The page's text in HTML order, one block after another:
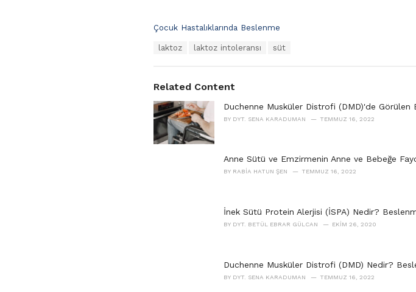
C
o
r
i
e
:
Çocuk Hastalıklarında Beslenme
:
laktoz laktoz intoleransı süt
Related Content
Duchenne Musküler Distrofi (DMD)'de
BY DYT. SENA KARADUMAN TEMMUZ 16, 2022
Anne Sütü ve Emzirmenin Anne ve Bebeğe
BY RABIA HATUN ŞEN TEMMUZ 16, 2022
İnek Sütü Protein Alerjisi (İSPA) Nedir?
BY DYT. BETÜL EBRAR GÜLCAN EKIM 26, 2020
Duchenne Musküler Distrofi (DMD) Nedir?
BY DYT. SENA KARADUMAN TEMMUZ 16, 2022